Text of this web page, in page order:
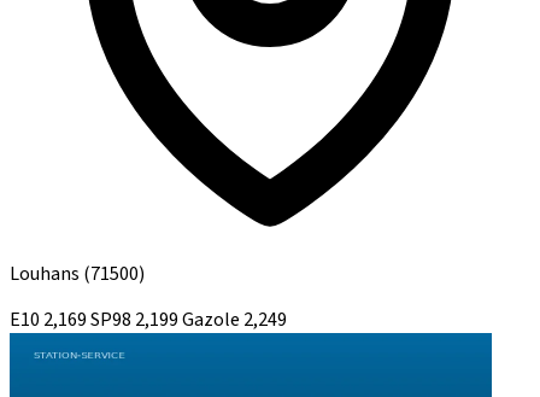
Louhans (71500)
E10 2,169SP98 2,199Gazole 2,249